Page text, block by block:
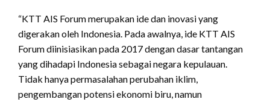
“KTT AIS Forum merupakan ide dan inovasi yang
digerakan oleh Indonesia. Pada awalnya, ide KTT AIS
Forum diinisiasikan pada 2017 dengan dasar tantangan
yang dihadapi Indonesia sebagai negara kepulauan.
Tidak hanya permasalahan perubahan iklim,
pengembangan potensi ekonomi biru, namun